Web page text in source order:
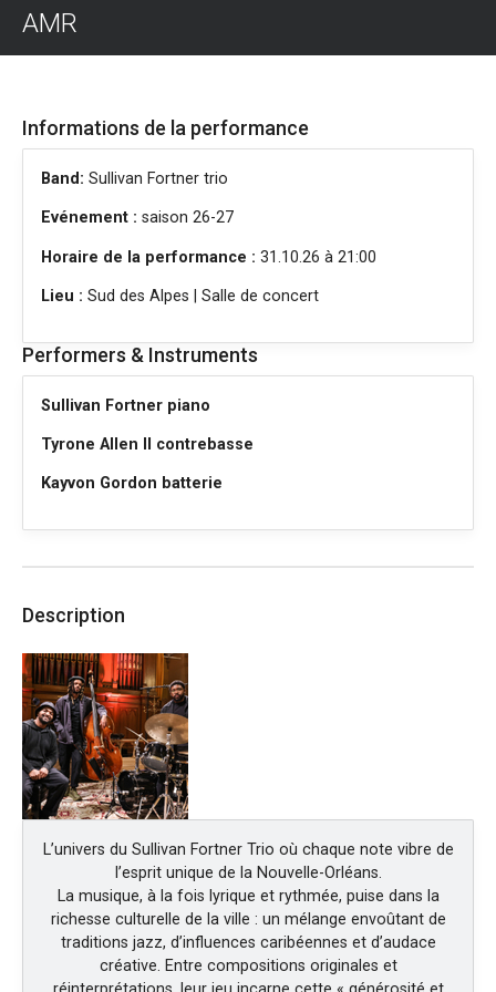
AMR
Informations de la performance
Band: Sullivan Fortner trio
Evénement : saison 26-27
Horaire de la performance : 31.10.26 à 21:00
Lieu : Sud des Alpes | Salle de concert
Performers & Instruments
Sullivan Fortner piano
Tyrone Allen II contrebasse
Kayvon Gordon batterie
Description
L’univers du Sullivan Fortner Trio où chaque note vibre de
l’esprit unique de la Nouvelle-Orléans.
La musique, à la fois lyrique et rythmée, puise dans la
richesse culturelle de la ville : un mélange envoûtant de
traditions jazz, d’influences caribéennes et d’audace
créative. Entre compositions originales et